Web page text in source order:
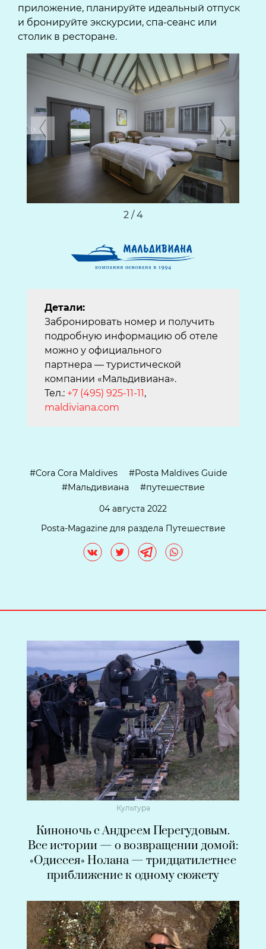
приложение, планируйте идеальный отпуск
и бронируйте экскурсии, спа-сеанс или
столик в ресторане.
Previous
2 / 4
Детали:
Забронировать номер и получить
подробную информацию об отеле
можно у официального
партнера — туристической
компании «Мальдивиана».
Тел.: +7 (495) 925-11-11 ,
maldiviana.com
Cora Cora Maldives
Posta Maldives Guide
Мальдивиана
путешествие
04 августа 2022
Posta-Magazine для раздела Путешествие
Культура
Киноночь с Андреем Перегудовым.
Все истории — о возвращении домой:
«Одиссея» Нолана — тридцатилетнее
приближение к одному сюжету